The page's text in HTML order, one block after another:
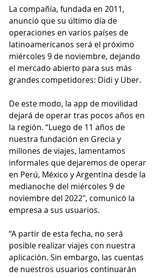
La compañía, fundada en 2011,
anunció que su último día de
operaciones en varios países de
latinoamericanos será el próximo
miércoles 9 de noviembre, dejando
el mercado abierto para sus más
grandes competidores: Didi y Uber.
De este modo, la app de movilidad
dejará de operar tras pocos años en
la región. “Luego de 11 años de
nuestra fundación en Grecia y
millones de viajes, lamentamos
informales que dejaremos de operar
en Perú, México y Argentina desde la
medianoche del miércoles 9 de
noviembre del 2022″, comunicó la
empresa a sus usuarios.
“A partir de esta fecha, no será
posible realizar viajes con nuestra
aplicación. Sin embargo, las cuentas
de nuestros usuarios continuarán